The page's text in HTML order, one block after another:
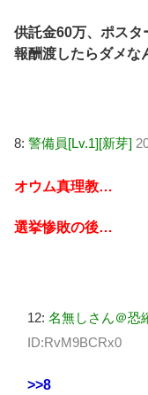
供託金60万、ポスタ
報酬渡したらダメな
8: 警備員[Lv.1][新芽]
オウム真理教…
選挙惨敗の後…
12: 名無しさん＠恐
ID:RvM9BCRx0
>>8